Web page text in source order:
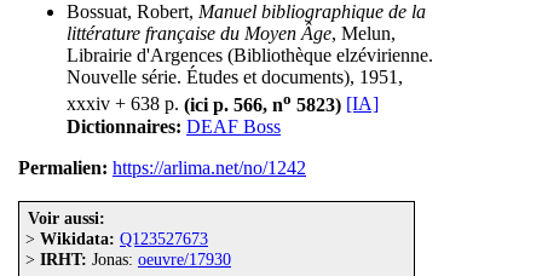
Bossuat, Robert, Manuel bibliographique de la
littérature française du Moyen Âge, Melun,
Librairie d'Argences (Bibliothèque elzévirienne.
Nouvelle série. Études et documents), 1951,
xxxiv + 638 p. (ici p. 566, no 5823) [IA]
Dictionnaires: DEAF Boss
Permalien: https://arlima.net/no/1242
Voir aussi:
> Wikidata: Q123527673
> IRHT: Jonas: oeuvre/17930